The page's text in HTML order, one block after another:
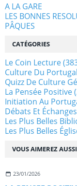
VOUS AIMEREZ
23/01/2026
A LA GARE
LES BONNES
PÂQUES
CATÉGORIES
Le Coin Lecture
Culture Du Portugal
Quizz De Culture
La Pensée Positive
Initiation Au
Débats Et
Les Plus Belles
Les Plus Belles